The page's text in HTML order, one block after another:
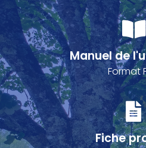
Manuel de
Format
Fiche